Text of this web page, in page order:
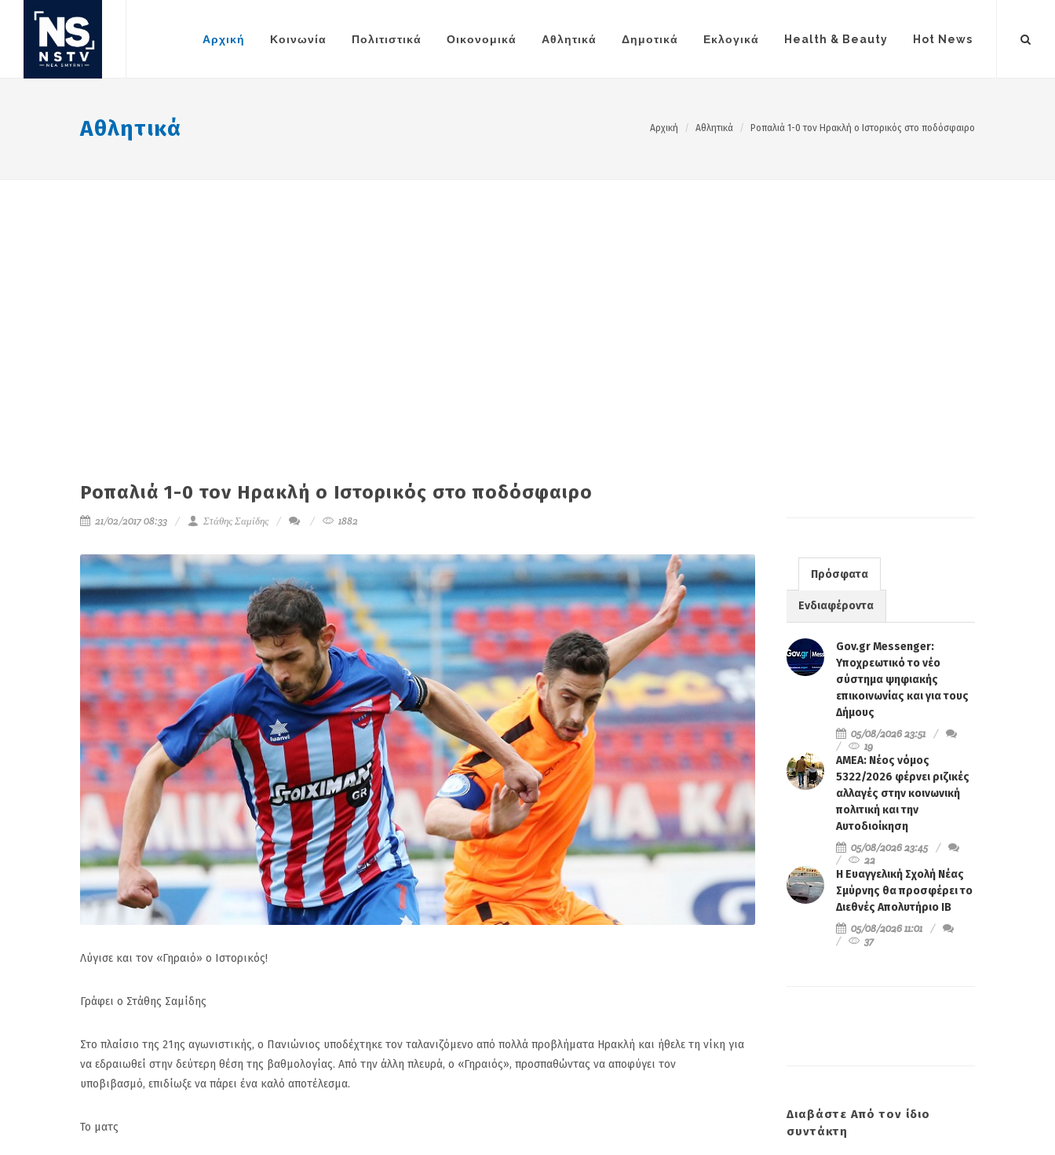
Αρχική Κοινωνία Πολιτιστικά Οικονομικά Αθλητικά Δημοτικά Εκλογικά Health & Beauty Hot News
Αθλητικά Αρχική Αθλητικά Ροπαλιά 1-0 τον Ηρακλή ο Ιστορικός στο ποδόσφαιρο
Ροπαλιά 1-0 τον Ηρακλή ο Ιστορικός στο ποδόσφαιρο
21/02/2017 08:33 Στάθης Σαμίδης 1882
Λύγισε και τον «Γηραιό» ο Ιστορικός!
Γράφει ο Στάθης Σαμίδης
Στο πλαίσιο της 21ης αγωνιστικής, ο Πανιώνιος υποδέχτηκε τον ταλανιζόμενο από πολλά προβλήματα Ηρακλή και ήθελε τη νίκη για
να εδραιωθεί στην δεύτερη θέση της βαθμολογίας. Από την άλλη πλευρά, ο «Γηραιός», προσπαθώντας να αποφύγει τον
υποβιβασμό, επιδίωξε να πάρει ένα καλό αποτέλεσμα.
Το ματς
Πρόσφατα
Ενδιαφέροντα
Gov.gr Messenger:
Υποχρεωτικό το νέο
σύστημα ψηφιακής
επικοινωνίας και για τους
Δήμους
05/08/2026 23:51
19
ΑΜΕΑ: Νέος νόμος
5322/2026 φέρνει ριζικές
αλλαγές στην κοινωνική
πολιτική και την
Αυτοδιοίκηση
05/08/2026 23:45
22
Η Ευαγγελική Σχολή Νέας
Σμύρνης θα προσφέρει το
Διεθνές Απολυτήριο IB
05/08/2026 11:01
37
Διαβάστε Από τον ίδιο
συντάκτη